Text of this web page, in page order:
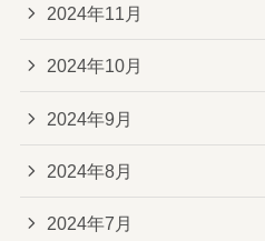
2024年11月
2024年10月
2024年9月
2024年8月
2024年7月